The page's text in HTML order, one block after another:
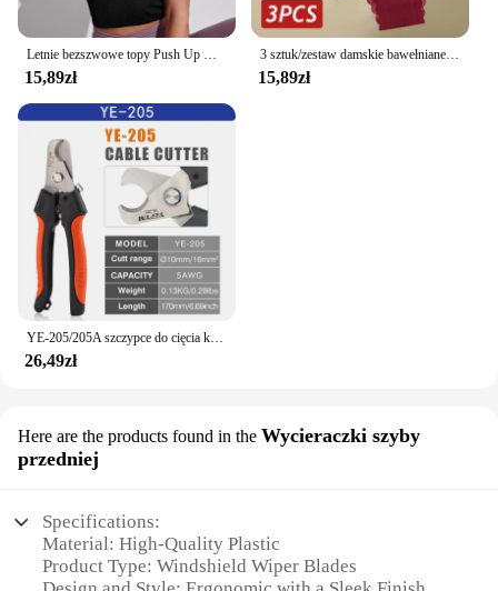
Letnie bezszwowe topy Push Up Y2k piękne sportowe seksowne podkoszulek Mallas Casual Woman gorset Top
15,89zł
3 sztuk/zestaw damskie bawełniane majtki seksowne brazylijskie majtki z niską koronką, wydrążone miękkie oddychająca bielizna kobieca kokarda S-XL bielizny
15,89zł
YE-205/205A szczypce do cięcia kabli poziom przemysłowy zdolność cięcia 24mm 2/38 mm2 średnica 10mm/16mm 5 cr13 narzędzia stalowe
26,49zł
Here are the products found in the Wycieraczki szyby
przedniej
Specifications:
Material: High-Quality Plastic
Product Type: Windshield Wiper Blades